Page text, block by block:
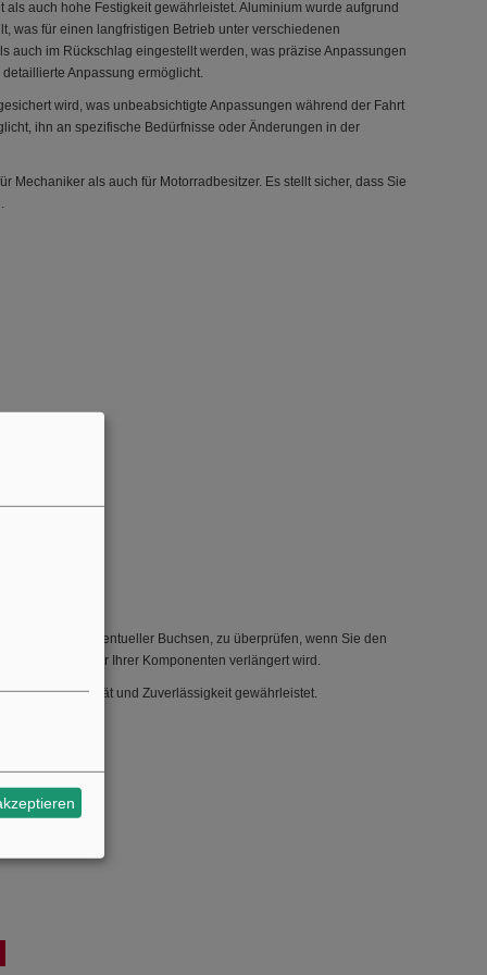
auch hohe Festigkeit gewährleistet. Aluminium wurde aufgrund
was für einen langfristigen Betrieb unter verschiedenen
auch im Rückschlag eingestellt werden, was präzise Anpassungen
Anpassung ermöglicht.
wird, was unbeabsichtigte Anpassungen während der Fahrt
ihn an spezifische Bedürfnisse oder Änderungen in der
Mechaniker als auch für Motorradbesitzer. Es stellt sicher, dass Sie
und eventueller Buchsen, zu überprüfen, wenn Sie den
die Lebensdauer Ihrer Komponenten verlängert wird.
was hohe Qualität und Zuverlässigkeit gewährleistet.